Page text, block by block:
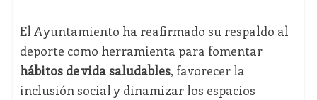
El Ayuntamiento ha reafirmado su respaldo al
deporte como herramienta para fomentar
hábitos de vida saludables, favorecer la
inclusión social y dinamizar los espacios